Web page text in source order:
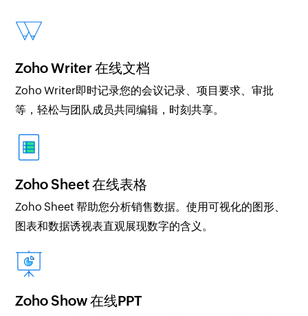
Zoho Writer 在线文档
Zoho Writer即时记录您的会议记录、项目要求、审批
等，轻松与团队成员共同编辑，时刻共享。
Zoho Sheet 在线表格
Zoho Sheet 帮助您分析销售数据。使用可视化的图形、
图表和数据诱视表直观展现数字的含义。
Zoho Show 在线PPT